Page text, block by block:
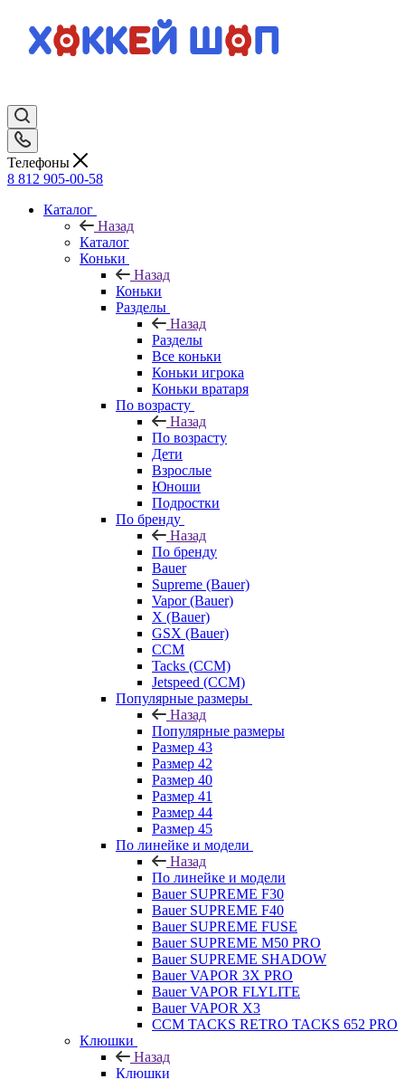
Телефоны
8 812 905-00-58
Каталог
Назад
Каталог
Коньки
Назад
Коньки
Разделы
Назад
Разделы
Все коньки
Коньки игрока
Коньки вратаря
По возрасту
Назад
По возрасту
Дети
Взрослые
Юноши
Подростки
По бренду
Назад
По бренду
Bauer
Supreme (Bauer)
Vapor (Bauer)
X (Bauer)
GSX (Bauer)
CCM
Tacks (CCM)
Jetspeed (CCM)
Популярные размеры
Назад
Популярные размеры
Размер 43
Размер 42
Размер 40
Размер 41
Размер 44
Размер 45
По линейке и модели
Назад
По линейке и модели
Bauer SUPREME F30
Bauer SUPREME F40
Bauer SUPREME FUSE
Bauer SUPREME M50 PRO
Bauer SUPREME SHADOW
Bauer VAPOR 3X PRO
Bauer VAPOR FLYLITE
Bauer VAPOR X3
CCM TACKS RETRO TACKS 652 PRO
Клюшки
Назад
Клюшки